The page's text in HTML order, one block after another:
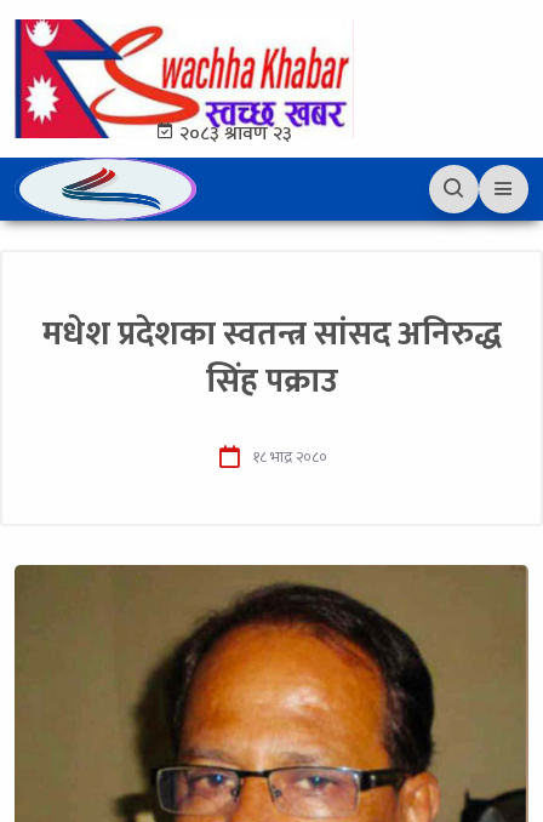
२०८३ श्रावण २३
मधेश प्रदेशका स्वतन्त्र सांसद अनिरुद्ध
सिंह पक्राउ
१८ भाद्र २०८०